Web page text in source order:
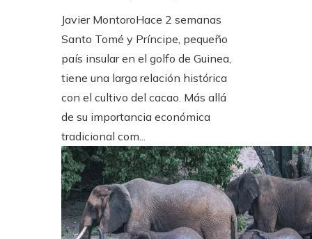
Javier MontoroHace 2 semanas
Santo Tomé y Príncipe, pequeño
país insular en el golfo de Guinea,
tiene una larga relación histórica
con el cultivo del cacao. Más allá
de su importancia económica
tradicional com...